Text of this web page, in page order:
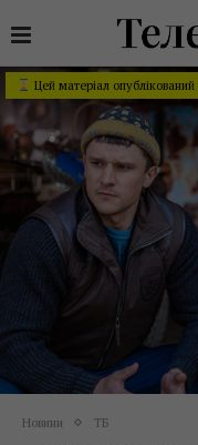
Цей матеріал опублікований
Новини ТБ